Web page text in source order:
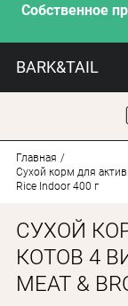
Собственное
BARK&TAIL
Главная
Сухой корм для
Rice Indoor 400 г
СУХОЙ
КОТОВ 4
MEAT &